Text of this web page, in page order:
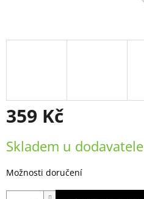
359 Kč
cena:
Skladem u dodavatele
Možnosti doručení